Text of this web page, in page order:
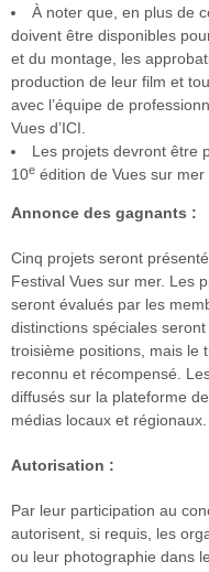
À noter que, en plus de
doivent être disponibles
et du montage, les
production de leur film et
avec l’équipe de
Vues d’ICI.
Les projets devront être
10e édition de Vues sur mer
Annonce des gagnants :
Cinq projets seront
Festival Vues sur mer. Les
seront évalués par les
distinctions spéciales
troisième positions, mais le
reconnu et récompensé.
diffusés sur la plateforme
médias locaux et régionaux.
Autorisation :
Par leur participation au
autorisent, si requis, les
ou leur photographie dans